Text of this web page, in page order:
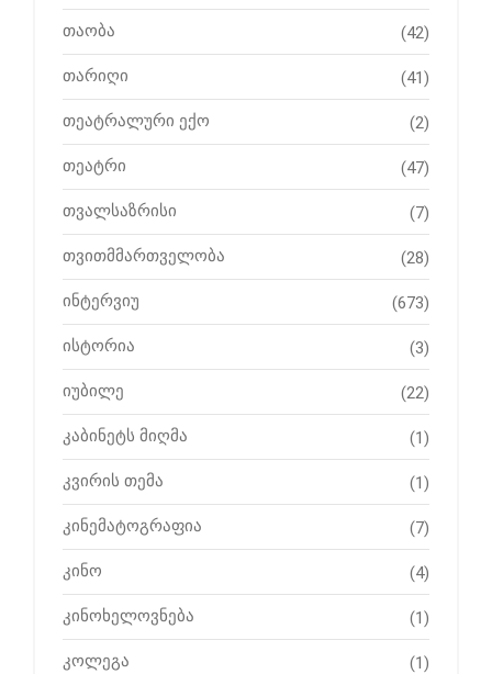
თაობა (42)
თარიღი (41)
თეატრალური ექო (2)
თეატრი (47)
თვალსაზრისი (7)
თვითმმართველობა (28)
ინტერვიუ (673)
ისტორია (3)
იუბილე (22)
კაბინეტს მიღმა (1)
კვირის თემა (1)
კინემატოგრაფია (7)
კინო (4)
კინოხელოვნება (1)
კოლეგა (1)